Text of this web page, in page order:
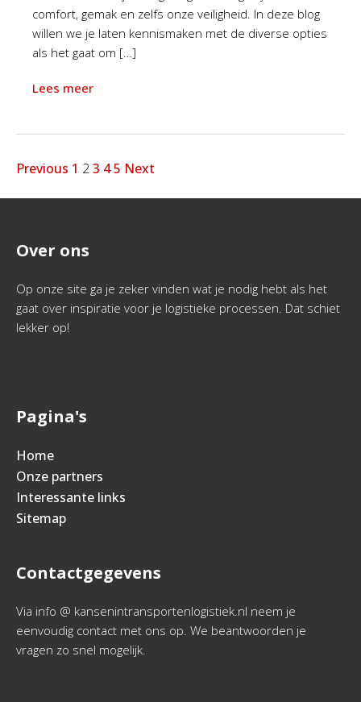
comfort, gemak en zelfs onze veiligheid. In deze blog
willen we je laten kennismaken met de diverse opties
als het gaat om […]
Lees meer
Previous 1 23 45 Next
Over ons
Op onze site ga je zeker vinden wat je nodig hebt als het
gaat over inspiratie voor je logistieke processen. Dat schiet
lekker op!
Pagina's
Home
Onze partners
Interessante links
Sitemap
Contactgegevens
Via info @ kansenintransportenlogistiek.nl neem je
eenvoudig contact met ons op. We beantwoorden je
vragen zo snel mogelijk.